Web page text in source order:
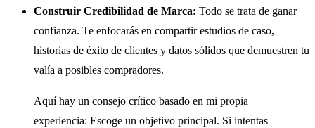
Construir Credibilidad de Marca: Todo se trata de ganar
confianza. Te enfocarás en compartir estudios de caso,
historias de éxito de clientes y datos sólidos que demuestren tu
valía a posibles compradores.
Aquí hay un consejo crítico basado en mi propia
experiencia: Escoge un objetivo principal. Si intentas